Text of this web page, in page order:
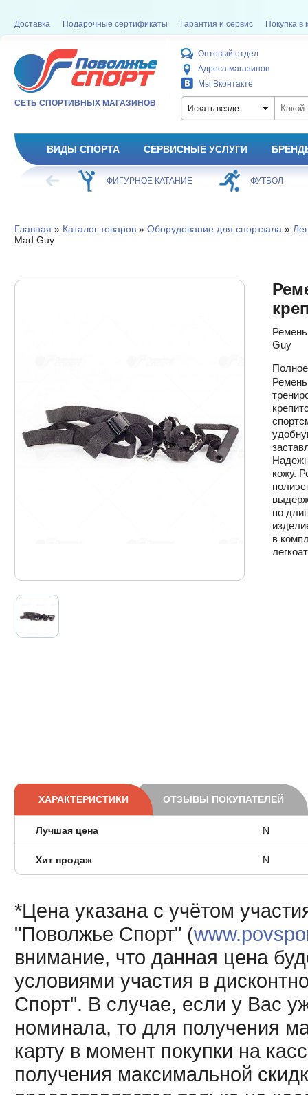
Доставка Подарочные сертификаты Гарантия и сервис Покупка в
СЕТЬ СПОРТИВНЫХ МАГАЗИНОВ
Оптовый отдел
Адреса магазинов
Мы Вконтакте
Искать везде
ВИДЫ СПОРТА СЕРВИСНЫЕ УСЛУГИ
ХОККЕЙ ФИГУРНОЕ КАТАНИЕ ФУТБОЛ
Главная » Каталог товаров» Оборудование для спортзала »
Mad Guy
Guy
кожу.
по
в
ХАРАКТЕРИСТИКИ ОТЗЫВЫ ПОКУПАТЕЛЕЙ
Лучшая цена N
Хит продаж N
*Цена указана с учётом
"Поволжье Спорт" (
внимание, что данная цена
условиями участия в
Спорт". В случае, если у Вас
номинала, то для получения
карту в момент покупки на
получения максимальной